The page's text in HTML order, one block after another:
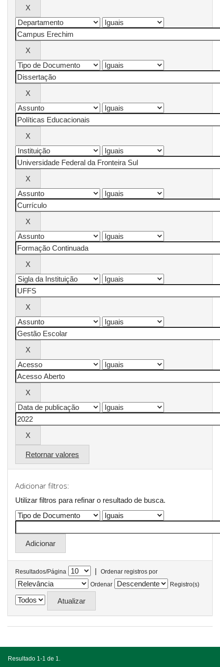
Retornar valores
Adicionar filtros:
Utilizar filtros para refinar o resultado de busca.
Resultados/Página |
Ordenar registros por
Ordenar
Registro(s)
Resultado 1-1 de 1.